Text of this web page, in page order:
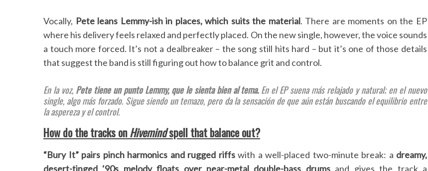
Vocally, Pete leans Lemmy-ish in places, which suits the material. There are moments on the EP
where his delivery feels relaxed and perfectly placed. On the new single, however, the voice sounds
a touch more forced. It’s not a dealbreaker – the song still hits hard – but it’s one of those details
that suggest the band is still figuring out how to balance grit and control.
En la voz,Pete tiene un punto Lemmy, que le sienta bien al tema.En el EP suena más relajado y natural; en el nuevo
single, algo más forzado. Sigue siendo un temazo, pero da la sensación de que aún están buscando el equilibrio entre
la aspereza y el control.
How do the tracks onHivemindspell that balance out?
“Bury It” pairs pinch harmonics and rugged riffswith a well-placed two-minute break: a dreamy,
desert-tinged ‘90s melody floats over near-metal double-bass drumsand gives the track a